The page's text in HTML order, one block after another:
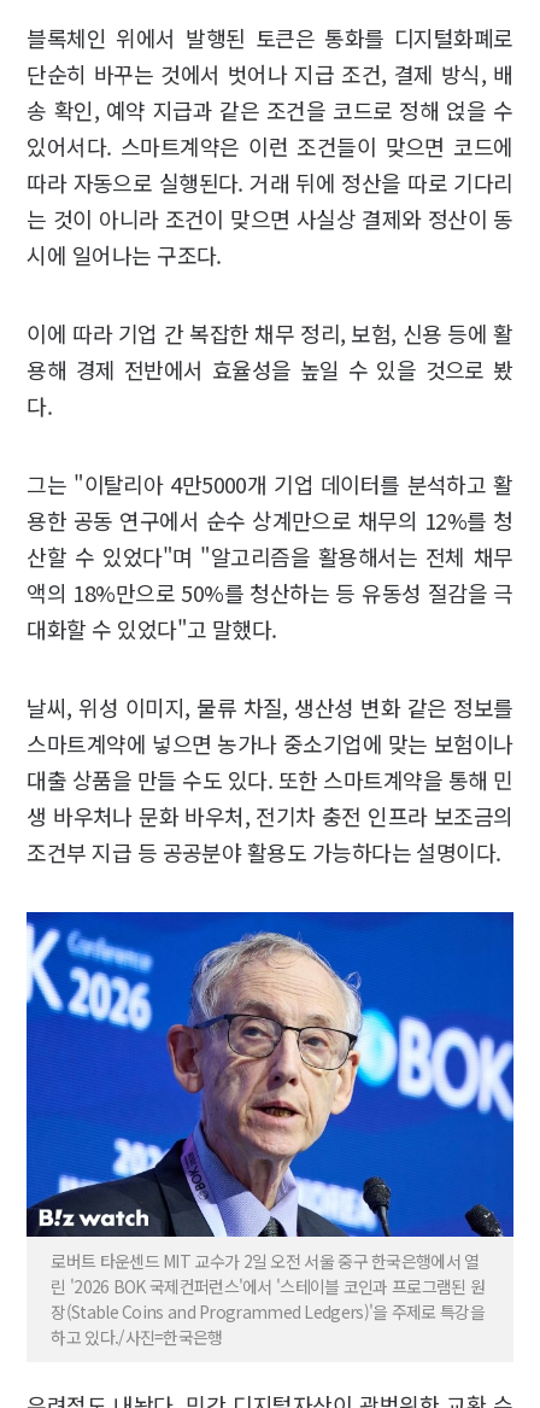
블록체인 위에서 발행된 토큰은 통화를 디지털화폐로
단순히 바꾸는 것에서 벗어나 지급 조건, 결제 방식, 배
송 확인, 예약 지급과 같은 조건을 코드로 정해 얹을 수
있어서다. 스마트계약은 이런 조건들이 맞으면 코드에
따라 자동으로 실행된다. 거래 뒤에 정산을 따로 기다리
는 것이 아니라 조건이 맞으면 사실상 결제와 정산이 동
시에 일어나는 구조다.
이에 따라 기업 간 복잡한 채무 정리, 보험, 신용 등에 활
용해 경제 전반에서 효율성을 높일 수 있을 것으로 봤
다.
그는 "이탈리아 4만5000개 기업 데이터를 분석하고 활
용한 공동 연구에서 순수 상계만으로 채무의 12%를 청
산할 수 있었다"며 "알고리즘을 활용해서는 전체 채무
액의 18%만으로 50%를 청산하는 등 유동성 절감을 극
대화할 수 있었다"고 말했다.
날씨, 위성 이미지, 물류 차질, 생산성 변화 같은 정보를
스마트계약에 넣으면 농가나 중소기업에 맞는 보험이나
대출 상품을 만들 수도 있다. 또한 스마트계약을 통해 민
생 바우처나 문화 바우처, 전기차 충전 인프라 보조금의
조건부 지급 등 공공분야 활용도 가능하다는 설명이다.
로버트 타운센드 MIT 교수가 2일 오전 서울 중구 한국은행에서 열
린 '2026 BOK 국제컨퍼런스'에서 '스테이블 코인과 프로그램된 원
장(Stable Coins and Programmed Ledgers)'을 주제로 특강을
하고 있다./사진=한국은행